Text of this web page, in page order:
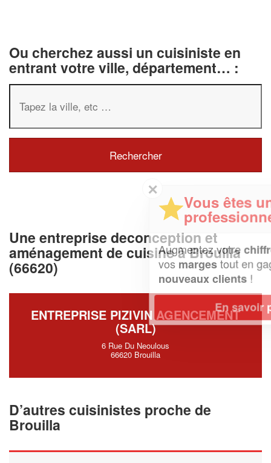
Ou cherchez aussi un cuisiniste en
entrant votre ville, département… :
Une entreprise deconception et
aménagement de cuisine à Brouilla
(66620)
ENTREPRISE PIZIVIN AGENCEMENT
(SARL)
6 Rue Du Neoulous
66620 Brouilla
D’autres cuisinistes proche de
Brouilla
Vous êtes un
professionnel ?
Augmentez votrechiffre d'affaireset
vos
tout en gagnant de
nouveaux clients!
En savoir plus